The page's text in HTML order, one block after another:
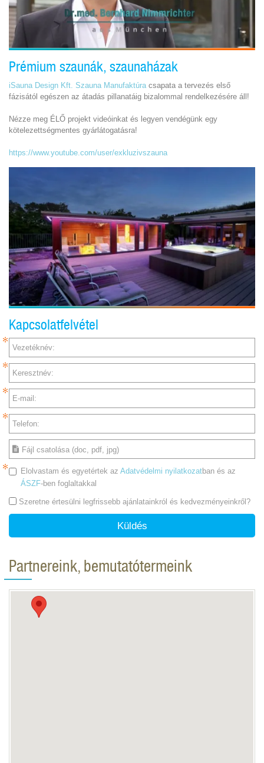
Prémium szaunák, szaunaházak
iSauna Design Kft. Szauna Manufaktúracsapata a tervezés első
fázisától egészen az átadás pillanatáig bizalommal rendelkezésére áll!
Nézze meg ÉLŐ projekt videóinkat és legyen vendégünk egy
kötelezettségmentes gyárlátogatásra!
https://www.youtube.com/user/exkluzivszauna
Kapcsolatfelvétel
Vezetéknév:
Keresztnév:
E-mail:
Telefon:
Fájl csatolása (doc, pdf, jpg)
Elolvastam és egyetértek az Adatvédelmi nyilatkozatban és az
ÁSZF-ben foglaltakkal
Szeretne értesülni legfrissebb ajánlatainkról és kedvezményeinkről?
Küldés
Partnereink, bemutatótermeink